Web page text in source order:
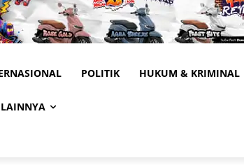
POLITIK HUKUM & KRIMINAL
LAINNYA